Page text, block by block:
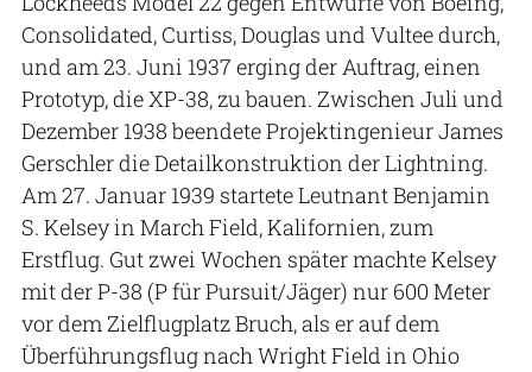
Consolidated, Curtiss, Douglas und Vultee durch,
und am 23. Juni 1937 erging der Auftrag, einen
Prototyp, die XP-38, zu bauen. Zwischen Juli und
Dezember 1938 beendete Projektingenieur James
Gerschler die Detailkonstruktion der Lightning.
Am 27. Januar 1939 startete Leutnant Benjamin
S. Kelsey in March Field, Kalifornien, zum
Erstflug. Gut zwei Wochen später machte Kelsey
mit der P-38 (P für Pursuit/Jäger) nur 600 Meter
vor dem Zielflugplatz Bruch, als er auf dem
Überführungsflug nach Wright Field in Ohio